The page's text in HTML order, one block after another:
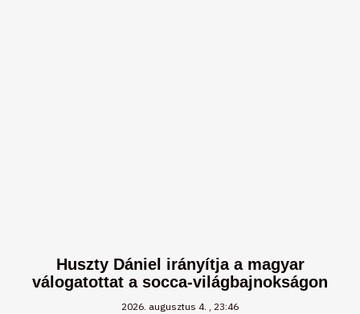
Huszty Dániel irányítja a magyar
válogatottat a socca-világbajnokságon
2026. augusztus 4. 23:46